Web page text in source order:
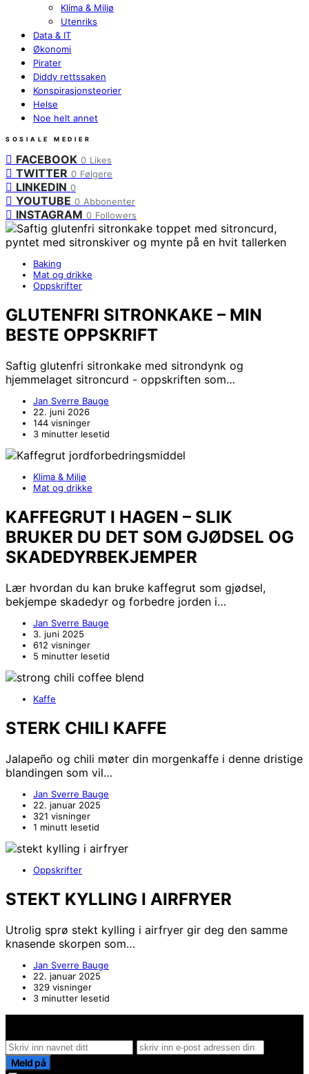
Klima & Miljø
Utenriks
Data & IT
Økonomi
Pirater
Diddy rettssaken
Konspirasjonsteorier
Helse
Noe helt annet
SOSIALE MEDIER
FACEBOOK 0 Likes
TWITTER 0 Følgere
LINKEDIN 0
YOUTUBE 0 Abbonenter
INSTAGRAM 0 Followers
Baking
Mat og drikke
Oppskrifter
GLUTENFRI SITRONKAKE – MIN
BESTE OPPSKRIFT
Saftig glutenfri sitronkake med sitrondynk og
hjemmelaget sitroncurd - oppskriften som…
Jan Sverre Bauge
22. juni 2026
144 visninger
3 minutter lesetid
Klima & Miljø
Mat og drikke
KAFFEGRUT I HAGEN – SLIK
BRUKER DU DET SOM GJØDSEL OG
SKADEDYRBEKJEMPER
Lær hvordan du kan bruke kaffegrut som gjødsel,
bekjempe skadedyr og forbedre jorden i…
Jan Sverre Bauge
3. juni 2025
612 visninger
5 minutter lesetid
Kaffe
STERK CHILI KAFFE
Jalapeño og chili møter din morgenkaffe i denne dristige
blandingen som vil…
Jan Sverre Bauge
22. januar 2025
321 visninger
1 minutt lesetid
Oppskrifter
STEKT KYLLING I AIRFRYER
Utrolig sprø stekt kylling i airfryer gir deg den samme
knasende skorpen som…
Jan Sverre Bauge
22. januar 2025
329 visninger
3 minutter lesetid
Meld på